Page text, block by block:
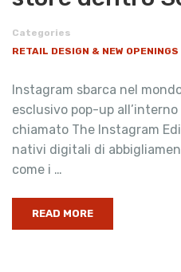
Categories
RETAIL DESIGN & NEW OPENINGS
Instagram sbarca nel
esclusivo pop-up
chiamato The Instagram
nativi digitali di
come i …
READ MORE